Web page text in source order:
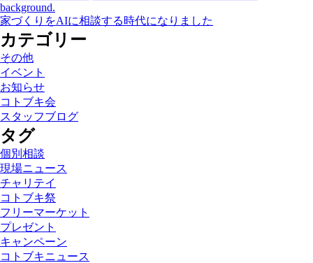
家づくりをAIに相談する時代になりました
カテゴリー
その他
イベント
お知らせ
コトブキ会
スタッフブログ
タグ
個別相談
現場ニュース
チャリテイ
コトブキ祭
フリーマーケット
プレゼント
キャンペーン
コトブキニュース